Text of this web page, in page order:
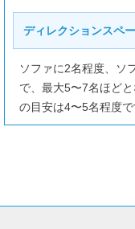
ディレクションスペ
ソファに2名程度、ソ
で、最大5〜7名ほど
の目安は4〜5名程度で